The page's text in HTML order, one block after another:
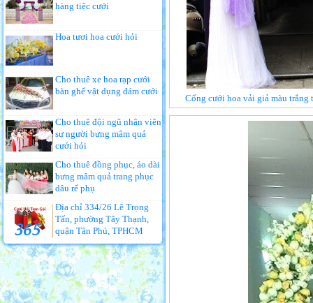
hàng tiệc cưới
Hoa tươi hoa cưới hỏi
Cho thuê xe hoa rạp cưới
bàn ghế vật dụng đám cưới
Cho thuê đội ngũ nhân viên
sự người bưng mâm quả
cưới hỏi
Cho thuê đồng phục, áo dài
bưng mâm quả trang phục
dâu rể phụ
Địa chỉ 334/26 Lê Trọng
Tấn, phường Tây Thạnh,
quận Tân Phú, TPHCM
Cổng cưới hoa vải giả màu